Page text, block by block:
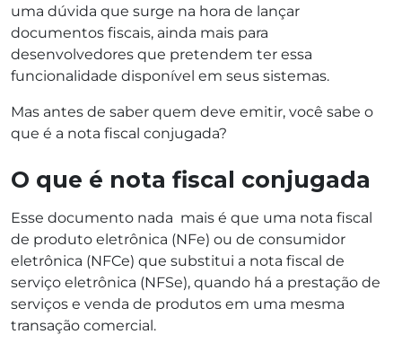
uma dúvida que surge na hora de lançar
documentos fiscais, ainda mais para
desenvolvedores que pretendem ter essa
funcionalidade disponível em seus sistemas.
Mas antes de saber quem deve emitir, você sabe o
que é a nota fiscal conjugada?
O que é nota fiscal conjugada
Esse documento nada mais é que uma nota fiscal
de produto eletrônica (NFe) ou de consumidor
eletrônica (NFCe) que substitui a nota fiscal de
serviço eletrônica (NFSe), quando há a prestação de
serviços e venda de produtos em uma mesma
transação comercial.